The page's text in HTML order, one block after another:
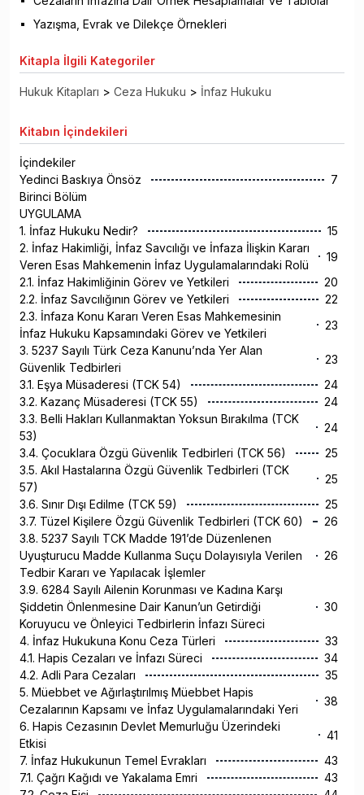
Yazışma, Evrak ve Dilekçe Örnekleri
Kitapla İlgili Kategoriler
Hukuk Kitapları > Ceza Hukuku > İnfaz Hukuku
Kitabın İçindekileri
İçindekiler
Yedinci Baskıya Önsöz
7
Birinci Bölüm
UYGULAMA
1. İnfaz Hukuku Nedir?
15
2. İnfaz Hakimliği, İnfaz Savcılığı ve İnfaza İlişkin Kararı
Veren Esas Mahkemenin İnfaz Uygulamalarındaki Rolü
19
2.1. İnfaz Hakimliğinin Görev ve Yetkileri
20
2.2. İnfaz Savcılığının Görev ve Yetkileri
22
2.3. İnfaza Konu Kararı Veren Esas Mahkemesinin
İnfaz Hukuku Kapsamındaki Görev ve Yetkileri
23
3. 5237 Sayılı Türk Ceza Kanunu’nda Yer Alan
Güvenlik Tedbirleri
23
3.1. Eşya Müsaderesi (TCK 54)
24
3.2. Kazanç Müsaderesi (TCK 55)
24
3.3. Belli Hakları Kullanmaktan Yoksun Bırakılma (TCK
53)
24
3.4. Çocuklara Özgü Güvenlik Tedbirleri (TCK 56)
25
3.5. Akıl Hastalarına Özgü Güvenlik Tedbirleri (TCK
57)
25
3.6. Sınır Dışı Edilme (TCK 59)
25
3.7. Tüzel Kişilere Özgü Güvenlik Tedbirleri (TCK 60)
26
3.8. 5237 Sayılı TCK Madde 191’de Düzenlenen
Uyuşturucu Madde Kullanma Suçu Dolayısıyla Verilen
Tedbir Kararı ve Yapılacak İşlemler
26
3.9. 6284 Sayılı Ailenin Korunması ve Kadına Karşı
Şiddetin Önlenmesine Dair Kanun’un Getirdiği
Koruyucu ve Önleyici Tedbirlerin İnfazı Süreci
30
4. İnfaz Hukukuna Konu Ceza Türleri
33
4.1. Hapis Cezaları ve İnfazı Süreci
34
4.2. Adli Para Cezaları
35
5. Müebbet ve Ağırlaştırılmış Müebbet Hapis
Cezalarının Kapsamı ve İnfaz Uygulamalarındaki Yeri
38
6. Hapis Cezasının Devlet Memurluğu Üzerindeki
Etkisi
41
7. İnfaz Hukukunun Temel Evrakları
43
7.1. Çağrı Kağıdı ve Yakalama Emri
43